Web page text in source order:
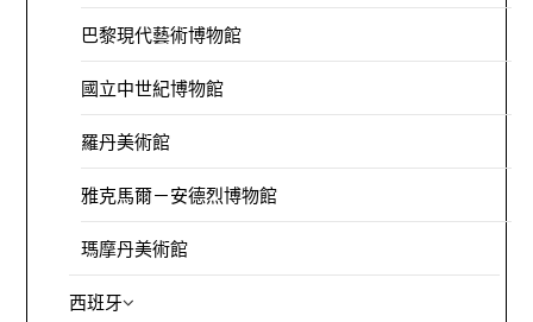
巴黎現代藝術博物館
國立中世紀博物館
羅丹美術館
雅克馬爾－安德烈博物館
瑪摩丹美術館
西班牙